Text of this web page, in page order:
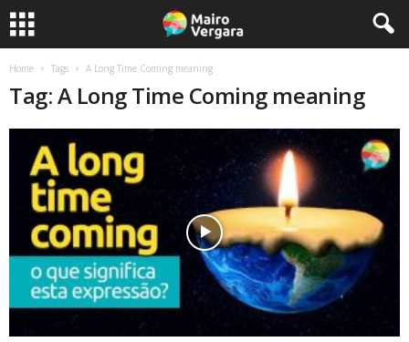
Home Tags A Long Time Coming meaning
Tag: A Long Time Coming meaning